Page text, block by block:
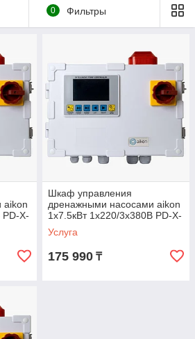
0 Фильтры
aikon
PD-X-
Шкаф управления
дренажными насосами aikon
1х7.5кВт 1х220/3х380В PD-X-
D01-N07Y
Услуга
175 990 ₸